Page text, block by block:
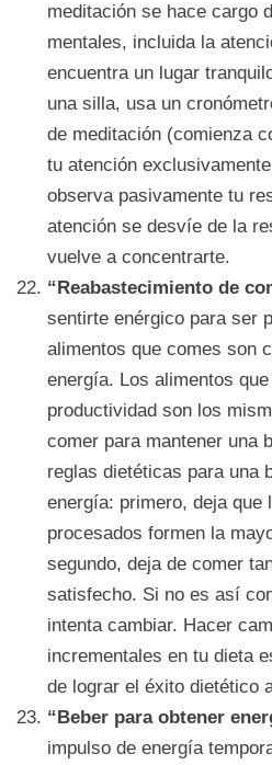
meditación se hace cargo
mentales, incluida la
encuentra un lugar
una silla, usa un
de meditación (comienza
tu atención
observa pasivamente tu
atención se desvíe de la
vuelve a concentrarte.
“Reabastecimiento de
sentirte enérgico para ser
alimentos que comes son
energía. Los alimentos
productividad son los
comer para mantener una
reglas dietéticas para una
energía: primero, deja que
procesados ​​formen la
segundo, deja de comer
satisfecho. Si no es así
intenta cambiar. Hacer
incrementales en tu dieta
de lograr el éxito dietético
“Beber para obtener
impulso de energía